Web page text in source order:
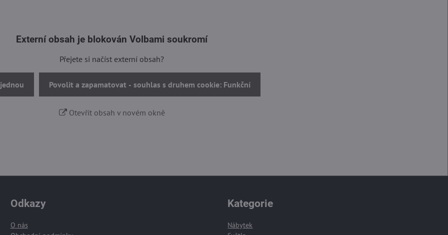
Externí obsah je blokován Volbami soukromí
Přejete si načíst externí obsah?
Povolit a zapamatovat - souhlas s druhem cookie: Funkční
Otevřít obsah v novém okně
Odkazy
O nás
Kategorie
Nábytek